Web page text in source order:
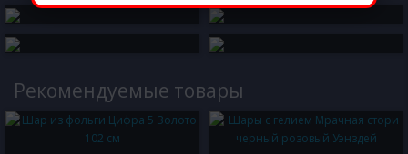
Рекомендуемые товары